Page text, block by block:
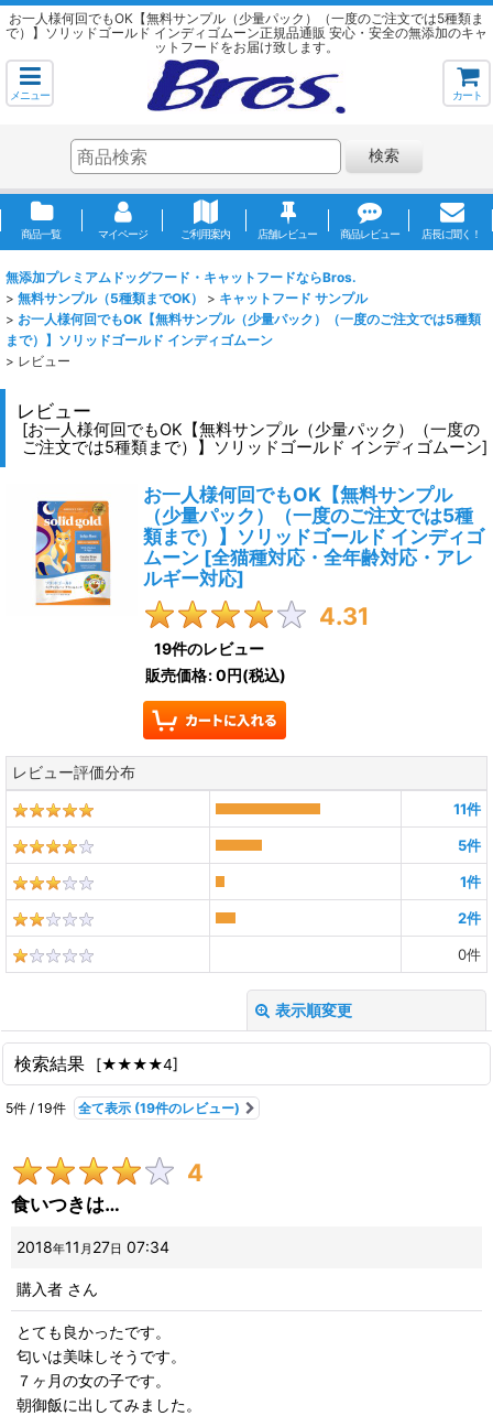
お一人様何回でもOK【無料サンプル（少量パック）（一度のご注文では5種類ま
で）】ソリッドゴールド インディゴムーン正規品通販 安心・安全の無添加のキャ
ットフードをお届け致します。
メニュー カート
検索
商品一覧 マイページ ご利用案内 店舗レビュー 商品レビュー 店長に聞く！
無添加プレミアムドッグフード・キャットフードならBros.
> 無料サンプル（5種類までOK） > キャットフード サンプル
> お一人様何回でもOK【無料サンプル（少量パック）（一度のご注文では5種類
まで）】ソリッドゴールド インディゴムーン
> レビュー
レビュー
[お一人様何回でもOK【無料サンプル（少量パック）（一度の
ご注文では5種類まで）】ソリッドゴールド インディゴムーン]
お一人様何回でもOK【無料サンプル
（少量パック）（一度のご注文では5種
類まで）】ソリッドゴールド インディゴ
ムーン [全猫種対応・全年齢対応・アレ
ルギー対応]
4.31
19件のレビュー
販売価格:0円(税込)
レビュー評価分布
11件
5件
1件
2件
0件
表示順変更
レビュー検索:
画像:
星の数:
並び順:
検索結果 [★★★★4]
5件 / 19件 全て表示 (19件のレビュー)
4
食いつきは…
2018年11 月 27日 07:34
購入者 さん
とても良かったです。
匂いは美味しそうです。
７ヶ月の女の子です。
朝御飯に出してみました。